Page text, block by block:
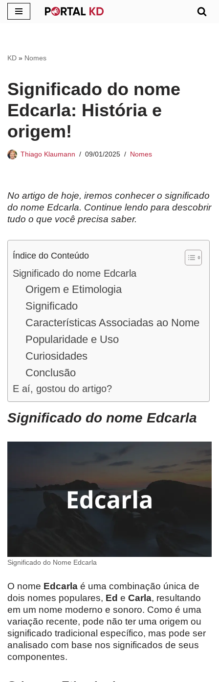
conteúdo
KD » Nomes
Significado do nome
Edcarla: História e
origem!
Thiago Klaumann 09/01/2025 Nomes
No artigo de hoje, iremos conhecer o significado
do nome Edcarla. Continue lendo para descobrir
tudo o que você precisa saber.
Índice do Conteúdo
Significado do nome Edcarla
Origem e Etimologia
Significado
Características Associadas ao Nome
Popularidade e Uso
Curiosidades
Conclusão
E aí, gostou do artigo?
Significado do nome Edcarla
Significado do Nome Edcarla
O nome Edcarla é uma combinação única de
dois nomes populares, Ed e Carla, resultando
em um nome moderno e sonoro. Como é uma
variação recente, pode não ter uma origem ou
significado tradicional específico, mas pode ser
analisado com base nos significados de seus
componentes.